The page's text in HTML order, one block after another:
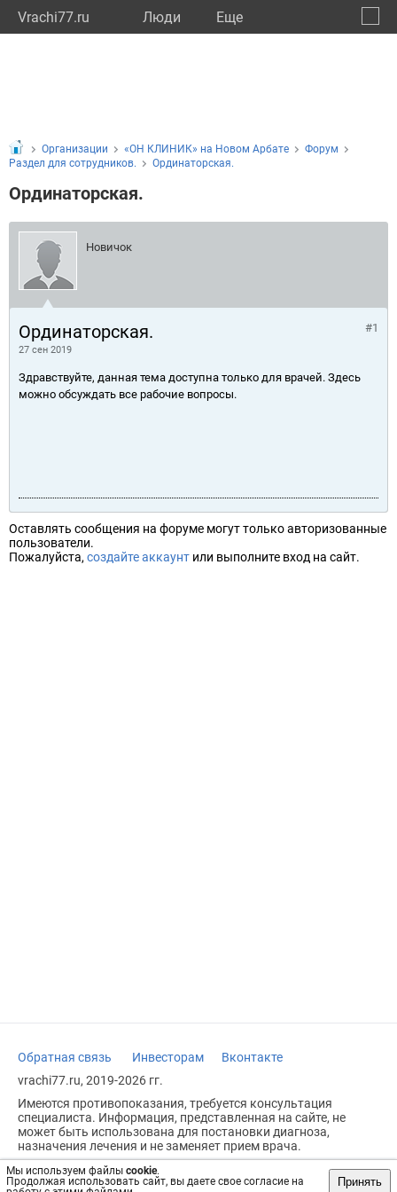
Vrachi77.ru Люди Eще
Мы используем файлы cookie.
Продолжая использовать сайт, вы даете свое согласие на
Принять
Организации «ОН КЛИНИК» на Новом Арбате
Форум
Раздел для сотрудников.
Ординаторская.
Ординаторская.
Новичок
Ординаторская.
27 сен 2019
#1
Здравствуйте, данная тема доступна только для врачей. Здесь
можно обсуждать все рабочие вопросы.
Оставлять сообщения на форуме могут только авторизованные
пользователи.
Пожалуйста, создайте аккаунт или выполните вход на сайт.
Обратная связь Инвесторам
Вконтакте
vrachi77.ru, 2019-2026 гг.
Имеются противопоказания, требуется консультация
специалиста. Информация, представленная на сайте, не
может быть использована для постановки диагноза,
назначения лечения и не заменяет прием врача.
Возрастное ограничение: 18+